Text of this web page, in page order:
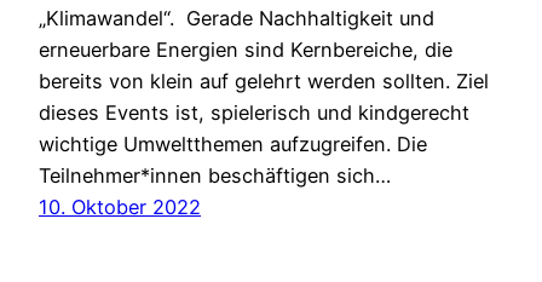
„Klimawandel“. Gerade Nachhaltigkeit und
erneuerbare Energien sind Kernbereiche, die
bereits von klein auf gelehrt werden sollten. Ziel
dieses Events ist, spielerisch und kindgerecht
wichtige Umweltthemen aufzugreifen. Die
Teilnehmer*innen beschäftigen sich…
10. Oktober 2022